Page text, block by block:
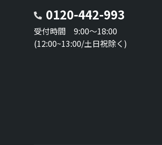
0120-442-993
受付時間 9:00～18:00
(12:00~13:00/土日祝除く)